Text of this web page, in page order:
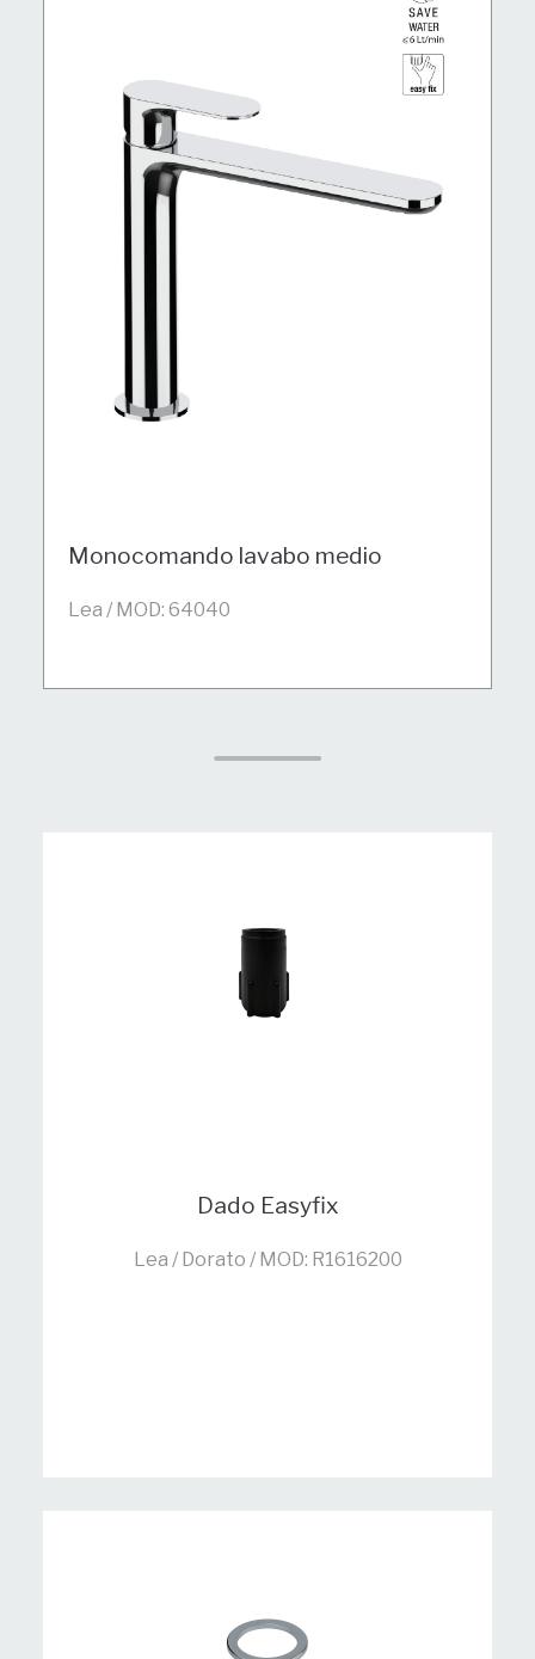
Monocomando lavabo medio
Lea / MOD: 64040
Dado Easyfix
Lea / Dorato / MOD: R1616200